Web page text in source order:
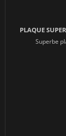
PLAQUE
Superbe